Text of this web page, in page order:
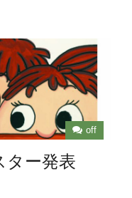
off
ター発表